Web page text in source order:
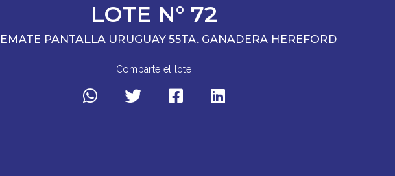
LOTE N° 72
PANTALLA URUGUAY 55TA. GANADERA HEREFORD
Comparte el lote